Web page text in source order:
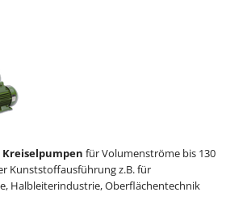
für Volumenströme bis 130
Kunststoffausführung z.B. für
Halbleiterindustrie, Oberflächentechnik